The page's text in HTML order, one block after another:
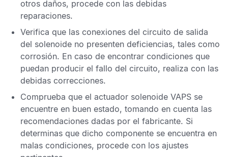
otros daños, procede con las debidas
reparaciones.
Verifica que las conexiones del circuito de salida
del solenoide no presenten deficiencias, tales como
corrosión. En caso de encontrar condiciones que
puedan producir el fallo del circuito, realiza con las
debidas correcciones.
Comprueba que el actuador solenoide VAPS se
encuentre en buen estado, tomando en cuenta las
recomendaciones dadas por el fabricante. Si
determinas que dicho componente se encuentra en
malas condiciones, procede con los ajustes